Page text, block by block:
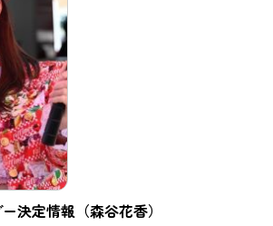
決定情報（森谷花香）